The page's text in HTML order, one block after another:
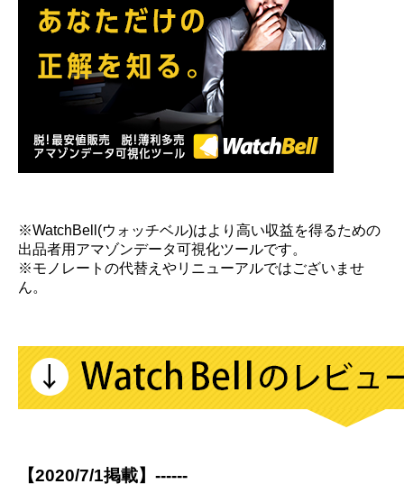
※WatchBell(ウォッチベル)はより高い収益を得るための
出品者用アマゾンデータ可視化ツールです。
※モノレートの代替えやリニューアルではございませ
ん。
【2020/7/1掲載】------